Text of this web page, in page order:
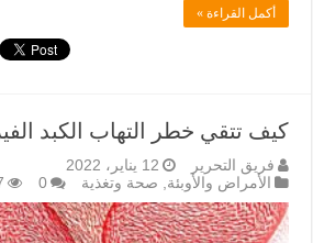
أكمل القراءة »
كيف تتقي خطر التهاب الكبد
فريق التحرير
12 يناير، 2022
الأمراض والأوبئة
صحة وتغذية 0